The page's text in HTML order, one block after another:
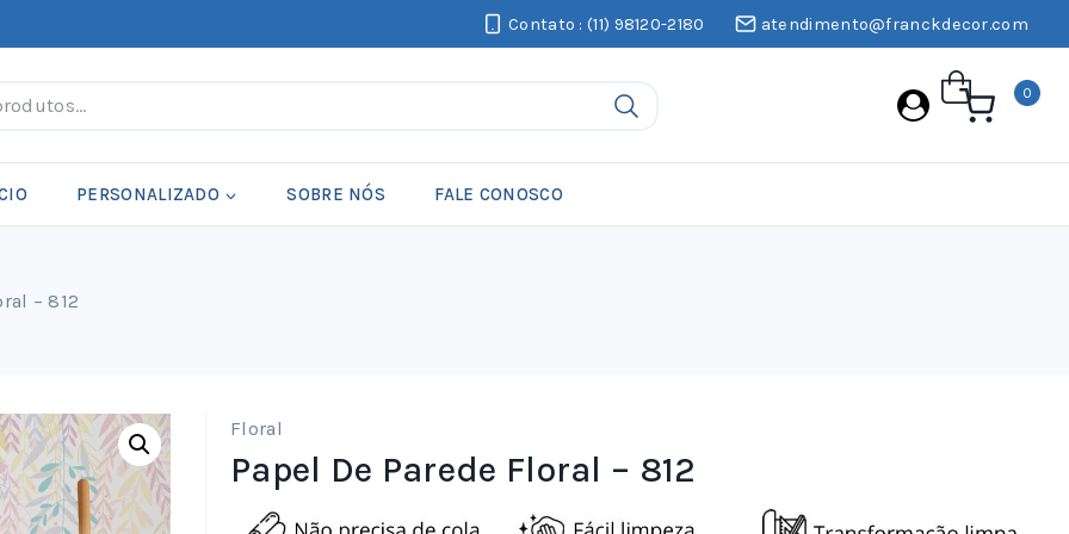
Contato : (11) 98120-2180 atendimento@franckdecor.com
0
PERSONALIZADO SOBRE NÓS FALE CONOSCO
– 812
Floral
Papel De Parede Floral – 812